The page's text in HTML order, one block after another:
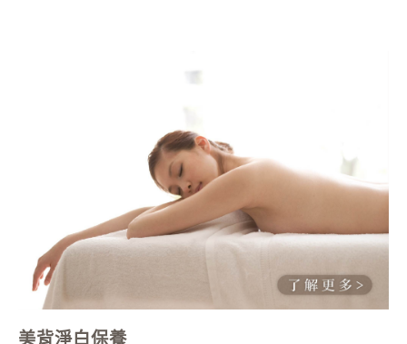
美背淨白保養